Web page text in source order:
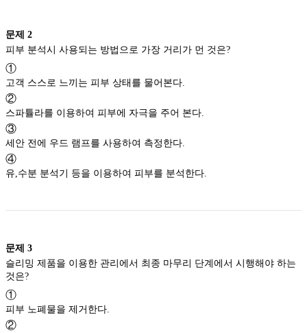
문제 2
①
고객 스스로 느끼는 피부 상태를 물어본다.
②
스파튤라를 이용하여 피부에 자극을 주어 본다.
③
세안 전에 우드 램프를 사용하여 측정한다.
④
유,수분 분석기 등을 이용하여 피부를 분석한다.
문제 3
슬리밍 제품을 이용한 관리에서 최종 마무리 단계에서 시행해야 하는
①
피부 노폐물을 제거한다.
②